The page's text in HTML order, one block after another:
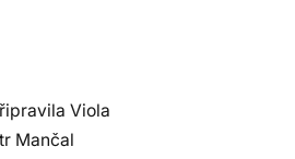
Viola
Mančal